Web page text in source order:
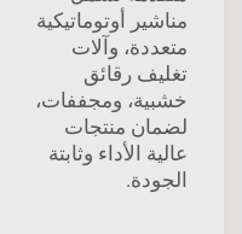
مناشير أوتوماتيكية
متعددة، وآلات
تغليف رقائق
خشبية، ومجففات،
لضمان منتجات
عالية الأداء وثابتة
الجودة.